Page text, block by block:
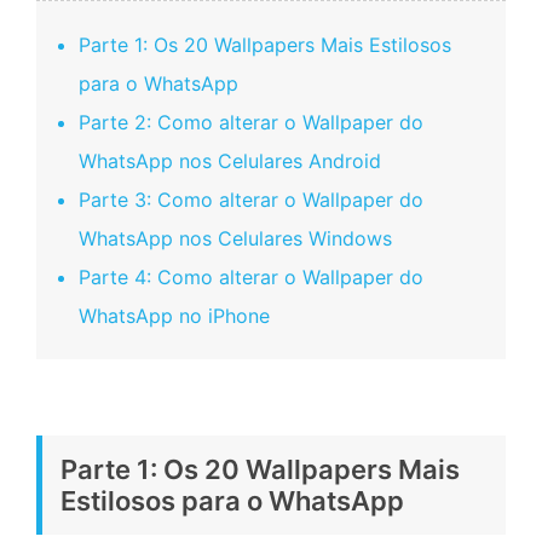
Parte 1: Os 20 Wallpapers Mais Estilosos
para o WhatsApp
Parte 2: Como alterar o Wallpaper do
WhatsApp nos Celulares Android
Parte 3: Como alterar o Wallpaper do
WhatsApp nos Celulares Windows
Parte 4: Como alterar o Wallpaper do
WhatsApp no iPhone
Parte 1: Os 20 Wallpapers Mais
Estilosos para o WhatsApp